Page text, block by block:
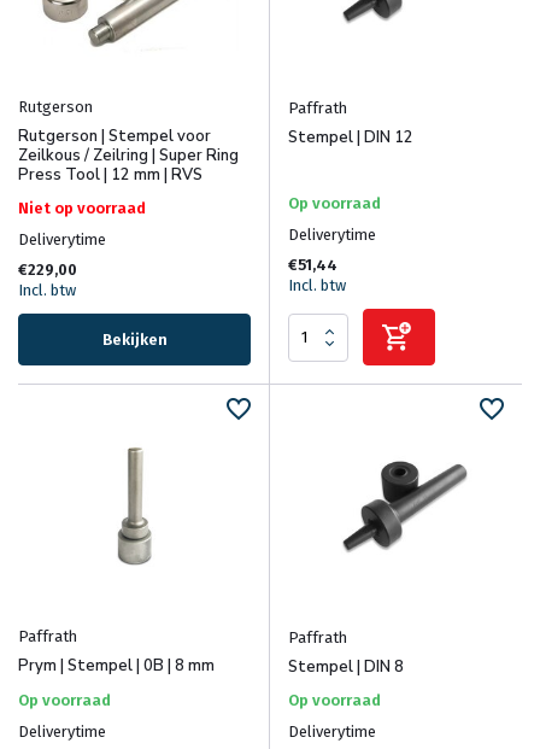
Rutgerson
Rutgerson | Stempel voor
Zeilkous / Zeilring | Super Ring
Press Tool | 12 mm | RVS
Niet op voorraad
Deliverytime
€229,00
Incl. btw
Bekijken
Paffrath
Stempel | DIN 12
Op voorraad
Deliverytime
€51,44
Incl. btw
Paffrath
Prym | Stempel | 0B | 8 mm
Op voorraad
Deliverytime
Paffrath
Stempel | DIN 8
Op voorraad
Deliverytime